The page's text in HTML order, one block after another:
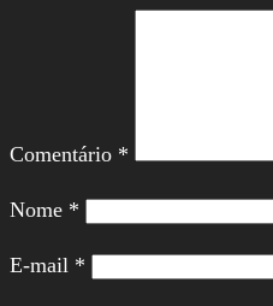
Comentário *
Nome *
E-mail *